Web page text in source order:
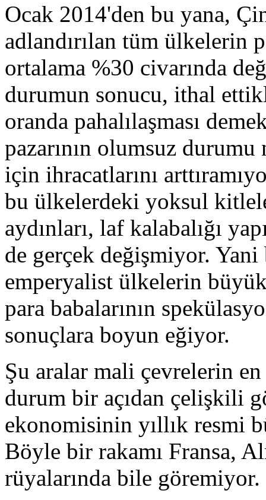
Ocak 2014'den bu yana,
adlandırılan tüm ülkelerin
ortalama %30 civarında
durumun sonucu, ithal
oranda pahalılaşması
pazarının olumsuz
için ihracatlarını
bu ülkelerdeki yoksul
aydınları, laf kalabalığı
de gerçek değişmiyor.
emperyalist ülkelerin
para babalarının
sonuçlara boyun eğiyor.
Şu aralar mali çevrelerin
durum bir açıdan çelişkili
ekonomisinin yıllık resmi
Böyle bir rakamı Fransa,
rüyalarında bile göremiyor.